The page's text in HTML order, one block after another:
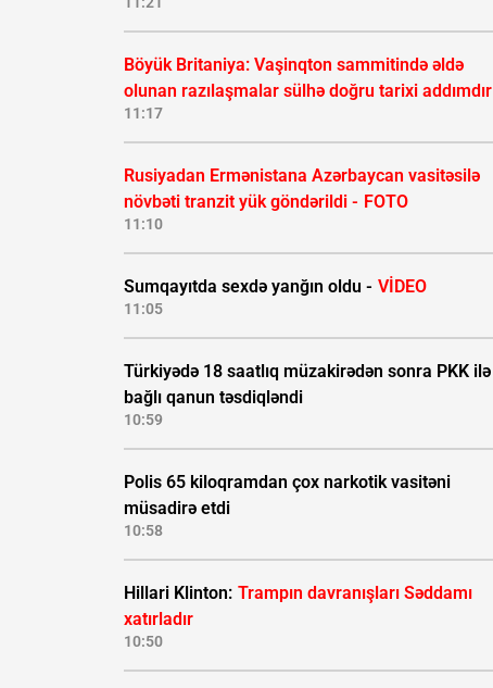
Böyük Britaniya: Vaşinqton sammitində əldə
olunan razılaşmalar sülhə doğru tarixi addımdır
11:17
Rusiyadan Ermənistana Azərbaycan vasitəsilə
növbəti tranzit yük göndərildi - FOTO
11:10
Sumqayıtda sexdə yanğın oldu - VİDEO
11:05
Türkiyədə 18 saatlıq müzakirədən sonra PKK ilə
bağlı qanun təsdiqləndi
10:59
Polis 65 kiloqramdan çox narkotik vasitəni
müsadirə etdi
10:58
Hillari Klinton: Trampın davranışları Səddamı
xatırladır
10:50